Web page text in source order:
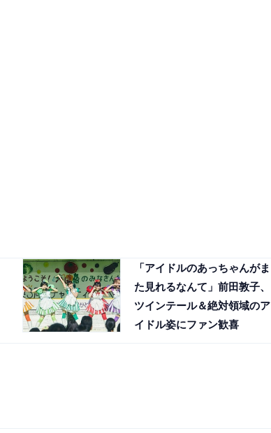
「アイドルのあっちゃんがま
た見れるなんて」前田敦子、
ツインテール＆絶対領域のア
イドル姿にファン歓喜